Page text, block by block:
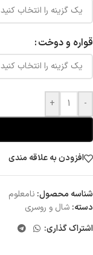
قواره و دوخت
-
+
افزودن به علاقه مندی
شناسه محصول: نامعلوم
دسته: شال و روسری
اشتراک گذاری: